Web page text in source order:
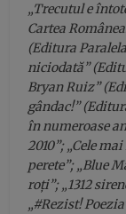
„Trecutul e
Cartea
(Editura
niciodată”
Bryan Ruiz”
gândac!”
în numeroase
2010”; „Cele
perete”; „Blue
roți”; „1312
„#Rezist!